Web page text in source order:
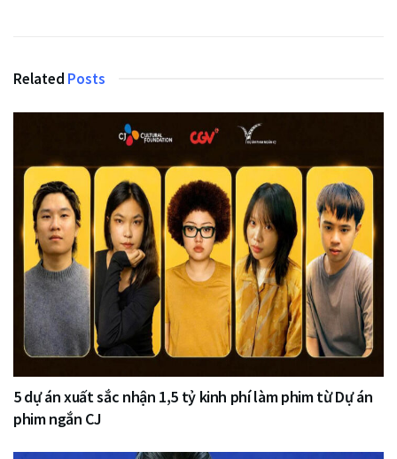
Related Posts
5 dự án xuất sắc nhận 1,5 tỷ kinh phí làm phim từ Dự án
phim ngắn CJ